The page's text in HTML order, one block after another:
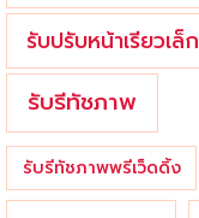
รับปรับหน้าเรียวเล็ก
รับรีทัชภาพ
รับรีทัชภาพพรีเว็ดดิ้ง